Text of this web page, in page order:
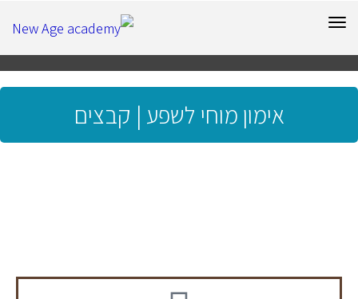
תפריט
אימון מוחי לשפע | קבצים